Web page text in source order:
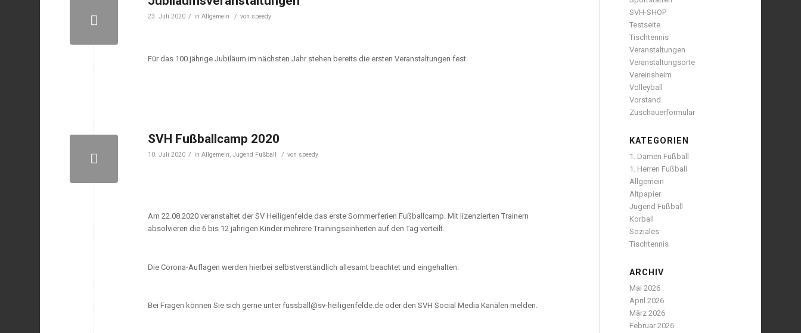
23. Juli 2020 / inAllgemein / von speedy
Für das 100 jährige Jubiläum im nächsten Jahr stehen bereits die ersten Veranstaltungen fest.
SVH Fußballcamp 2020
10. Juli 2020 / inAllgemein,Jugend Fußball / von speedy
Am 22.08.2020 veranstaltet der SV Heiligenfelde das erste Sommerferien Fußballcamp. Mit lizenzierten Trainern
absolvieren die 6 bis 12 jährigen Kinder mehrere Trainingseinheiten auf den Tag verteilt.
Die Corona-Auflagen werden hierbei selbstverständlich allesamt beachtet und eingehalten.
Bei Fragen können Sie sich gerne unter fussball@sv-heiligenfelde.de oder den SVH Social Media Kanälen melden.
SVH-SHOP
Testseite
Tischtennis
Veranstaltungen
Veranstaltungsorte
Vereinsheim
Volleyball
Vorstand
Zuschauerformular
KATEGORIEN
1. Damen Fußball
1. Herren Fußball
Allgemein
Altpapier
Jugend Fußball
Korball
Soziales
Tischtennis
ARCHIV
Mai 2026
April 2026
März 2026
Februar 2026